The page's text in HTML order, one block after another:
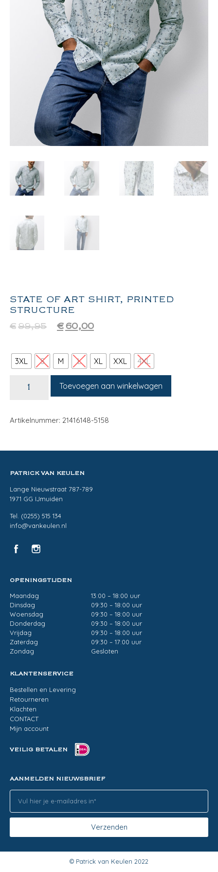
STATE OF ART SHIRT, PRINTED
STRUCTURE
€99,95 € 60,00
3XL S M L XL XXL 4XL
Toevoegen aan winkelwagen
Artikelnummer: 21416148-5158
PATRICK VAN KEULEN
Lange Nieuwstraat 787-789
1971 GG IJmuiden
Tel. (0255) 515 134
info@vankeulen.nl
OPENINGSTIJDEN
Maandag
13:00 – 18:00 uur
Dinsdag
09:30 – 18:00 uur
Woensdag
09:30 – 18:00 uur
Donderdag
09:30 – 18:00 uur
Vrijdag
09:30 – 18:00 uur
Zaterdag
09:30 – 17:00 uur
Zondag
Gesloten
KLANTENSERVICE
Bestellen en Levering
Retourneren
Klachten
CONTACT
Mijn account
VEILIG BETALEN
AANMELDEN NIEUWSBRIEF
Verzenden
© Patrick van Keulen 2022